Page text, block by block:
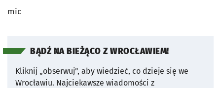
mic
BĄDŹ NA BIEŻĄCO Z WROCŁAWIEM!
Kliknij „obserwuj”, aby wiedzieć, co dzieje się we
Wrocławiu. Najciekawsze wiadomości z